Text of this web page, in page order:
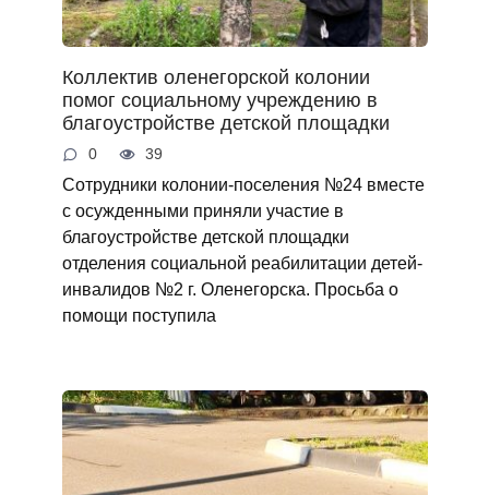
Коллектив оленегорской колонии
помог социальному учреждению в
благоустройстве детской площадки
0 39
Сотрудники колонии-поселения №24 вместе
с осужденными приняли участие в
благоустройстве детской площадки
отделения социальной реабилитации детей-
инвалидов №2 г. Оленегорска. Просьба о
помощи поступила